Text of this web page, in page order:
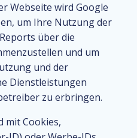
Webseite wird Google
um Ihre Nutzung der
über die
und um
und der
Dienstleistungen
zu erbringen.
mit Cookies,